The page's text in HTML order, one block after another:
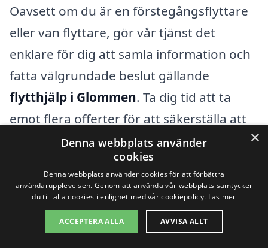
Oavsett om du är en förstegångsflyttare
eller van flyttare, gör vår tjänst det
enklare för dig att samla information och
fatta välgrundade beslut gällande
flytthjälp i Glommen. Ta dig tid att ta
emot flera offerter för att säkerställa att
du får den bästa servicen och priset
Få 3 erbjudanden, gratis och utan
förpliktelser
×
Denna webbplats använder
cookies
Denna webbplats använder cookies för att förbättra
användarupplevelsen. Genom att använda vår webbplats samtycker
du till alla cookies i enlighet med vår cookiepolicy. Läs mer
ACCEPTERA ALLA AVVISA ALLT